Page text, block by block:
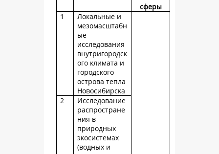
сферы
1
Локальные и
мезомасштабн
ые
исследования
внутригородск
ого климата и
городского
острова тепла
Новосибирска
2
Исследование
распростране
ния в
природных
экосистемах
(водных и